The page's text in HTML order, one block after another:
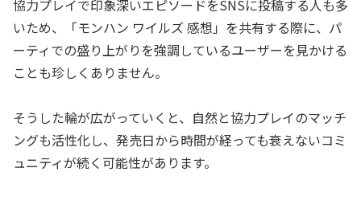
協力プレイで印象深いエピソードをSNSに投稿する人も多
いため、「モンハン ワイルズ 感想」を共有する際に、パ
ーティでの盛り上がりを強調しているユーザーを見かける
ことも珍しくありません。
そうした輪が広がっていくと、自然と協力プレイのマッチ
ングも活性化し、発売日から時間が経っても衰えないコミ
ュニティが続く可能性があります。